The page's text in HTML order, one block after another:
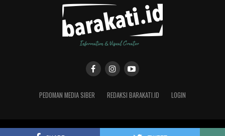
PEDOMAN MEDIA SIBER REDAKSI BARAKATI.ID LOGIN
Copyright © 2019 Barakati.ID supported by CMS Studio Design